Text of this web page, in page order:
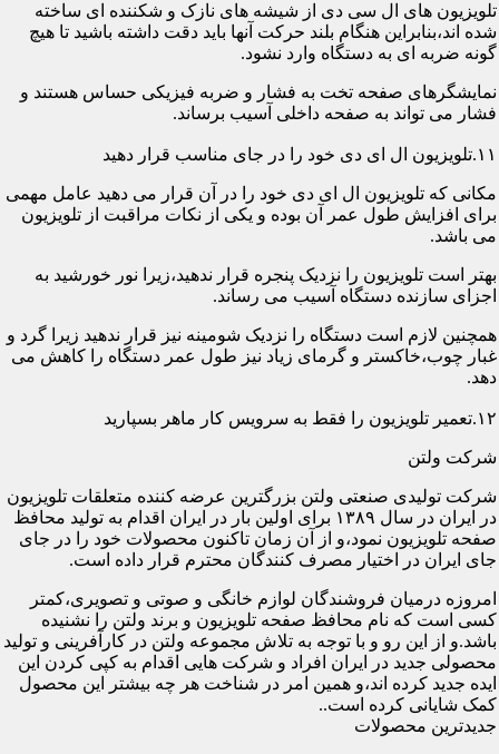
تلویزیون های ال سی دی از شیشه های نازک و شکننده ای ساخته
شده اند،بنابراین هنگام بلند حرکت آنها باید دقت داشته باشید تا هیچ
گونه ضربه ای به دستگاه وارد نشود.
نمایشگرهای صفحه تخت به فشار و ضربه فیزیکی حساس هستند و
فشار می تواند به صفحه داخلی آسیب برساند.
۱۱.تلویزیون ال ای دی خود را در جای مناسب قرار دهید
مکانی که تلویزیون ال ای دی خود را در آن قرار می دهید عامل مهمی
برای افزایش طول عمر آن بوده و یکی از نکات مراقبت از تلویزیون
می باشد.
بهتر است تلویزیون را نزدیک پنجره قرار ندهید،زیرا نور خورشید به
اجزای سازنده دستگاه آسیب می رساند.
همچنین لازم است دستگاه را نزدیک شومینه نیز قرار ندهید زیرا گرد و
غبار چوب،خاکستر و گرمای زیاد نیز طول عمر دستگاه را کاهش می
دهد.
۱۲.تعمیر تلویزیون را فقط به سرویس کار ماهر بسپارید
شرکت ولتن
شرکت تولیدی صنعتی ولتن بزرگترین عرضه کننده متعلقات تلویزیون
در ایران در سال ۱۳۸۹ برای اولین بار در ایران اقدام به تولید محافظ
صفحه تلویزیون نمود،و از آن زمان تاکنون محصولات خود را در جای
جای ایران در اختیار مصرف کنندگان محترم قرار داده است.
امروزه درمیان فروشندگان لوازم خانگی و صوتی و تصویری،کمتر
کسی است که نام محافظ صفحه تلویزیون و برند ولتن را نشنیده
باشد.و از این رو و با توجه به تلاش مجموعه ولتن در کارآفرینی و تولید
محصولی جدید در ایران افراد و شرکت هایی اقدام به کپی کردن این
ایده جدید کرده اند،و همین امر در شناخت هر چه بیشتر این محصول
کمک شایانی کرده است..
جدیدترین محصولات